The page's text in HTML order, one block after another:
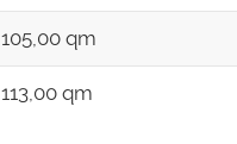
105,00 qm
113,00 qm